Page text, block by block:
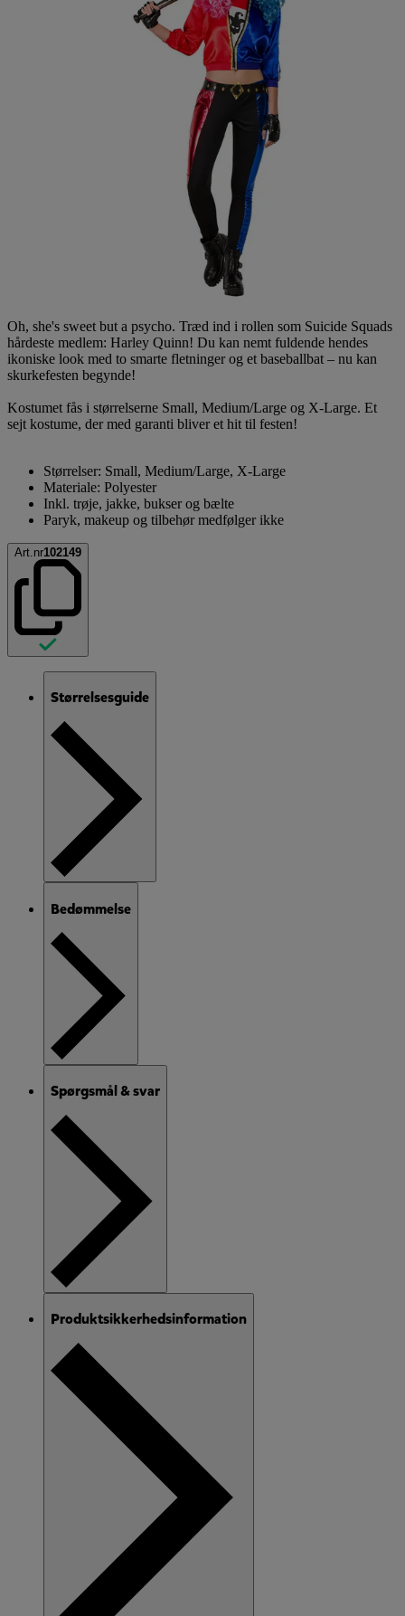
Oh, she's sweet but a psycho. Træd ind i rollen som Suicide Squads
hårdeste medlem: Harley Quinn! Du kan nemt fuldende hendes
ikoniske look med to smarte fletninger og et baseballbat – nu kan
skurkefesten begynde!
Kostumet fås i størrelserne Small, Medium/Large og X-Large. Et
sejt kostume, der med garanti bliver et hit til festen!
Størrelser: Small, Medium/Large, X-Large
Materiale: Polyester
Inkl. trøje, jakke, bukser og bælte
Paryk, makeup og tilbehør medfølger ikke
Art.nr102149
Størrelsesguide
Bedømmelse
Spørgsmål & svar
Produktsikkerhedsinformation